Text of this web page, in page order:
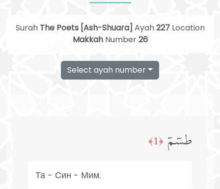
Surah The Poets [Ash-Shuara] Ayah227Location
MakkahNumber26
Select ayah number
طسۤمۤ ﴿1﴾
Та - Син - Мим.